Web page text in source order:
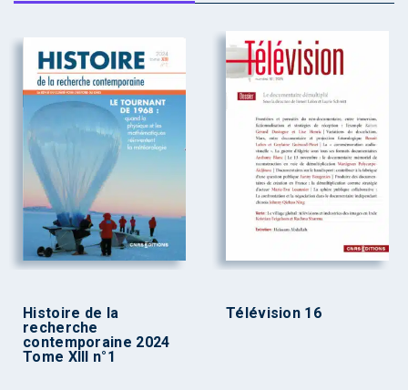
Histoire de la
recherche
contemporaine 2024
Tome XIII n°1
Télévision 16